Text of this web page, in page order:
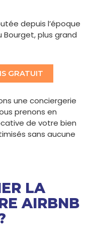
depuis l’époque
plus grand
GRATUIT
une conciergerie
prenons en
de votre bien
sans aucune
LA
AIRBNB